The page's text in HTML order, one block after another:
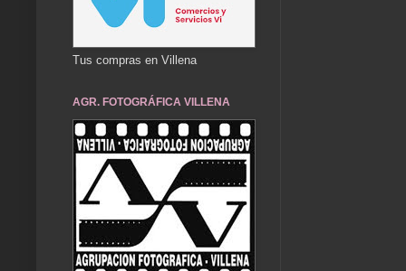
Tus compras en Villena
AGR. FOTOGRÁFICA VILLENA